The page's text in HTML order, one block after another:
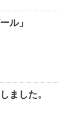
ル」
ました。